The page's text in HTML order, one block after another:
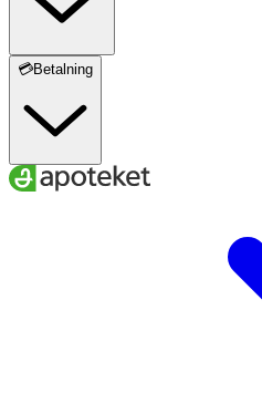
💳Betalning